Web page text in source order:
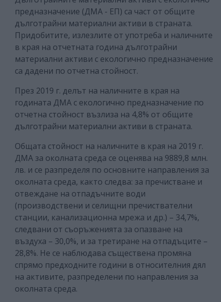
предназначение (ДМА - ЕП) са част от общите
дълготрайни материални активи в страната.
Придобитите, излезлите от употреба и наличните
в края на отчетната година дълготрайни
материални активи с екологично предназначение
са дадени по отчетна стойност.
През 2019 г. делът на наличните в края на
годината ДМА с екологично предназначение по
отчетна стойност възлиза на 4,8% от общите
дълготрайни материални активи в страната.
Общата стойност на наличните в края на 2019 г.
ДМА за околната среда се оценява на 9889,8 млн.
лв. и се разпределя по основните направления за
околната среда, както следва: за пречистване и
отвеждане на отпадъчните води
(производствени и селищни пречиствателни
станции, канализационна мрежа и др.) – 34,7%,
следвани от съоръженията за опазване на
въздуха – 30,0%, и за третиране на отпадъците –
28,8%. Не се наблюдава съществена промяна
спрямо предходните години в относителния дял
на активите, разпределени по направления за
околната среда.